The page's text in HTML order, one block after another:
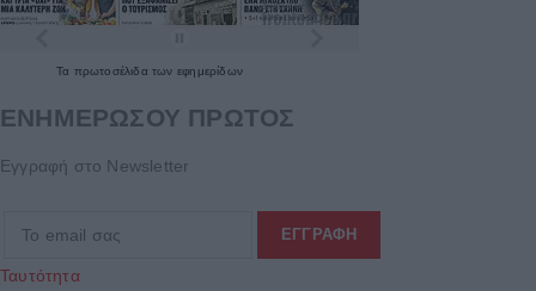
Τα πρωτοσέλιδατων εφημερίδων
ΕΝΗΜΕΡΩΣΟΥ ΠΡΩΤΟΣ
Εγγραφή στο Newsletter
Ταυτότητα